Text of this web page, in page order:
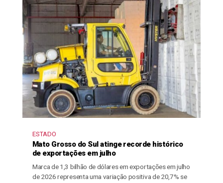
ESTADO
Mato Grosso do Sul atinge recorde histórico
de exportações em julho
Marca de 1,3 bilhão de dólares em exportações em julho
de 2026 representa uma variação positiva de 20,7% se